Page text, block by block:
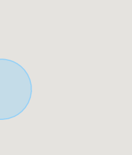
宅貸款(月的償還例)，
論所以，
，